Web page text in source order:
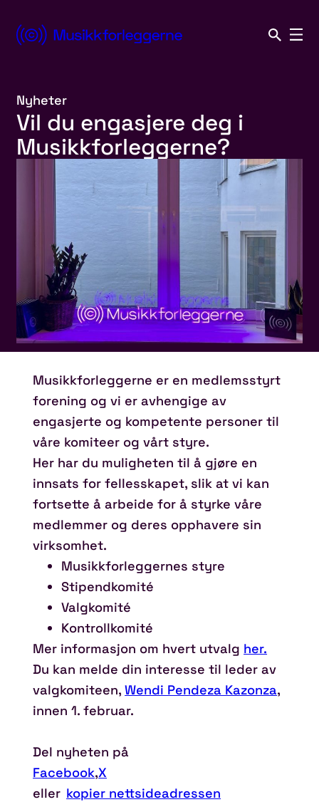
innhold
Norsk
Nyheter
Vil du engasjere deg i
Musikkforleggerne?
Musikkforleggerne er en medlemsstyrt
forening og vi er avhengige av
engasjerte og kompetente personer til
våre komiteer og vårt styre.
Her har du muligheten til å gjøre en
innsats for fellesskapet, slik at vi kan
fortsette å arbeide for å styrke våre
medlemmer og deres opphavere sin
virksomhet.
Musikkforleggernes styre
Stipendkomité
Valgkomité
Kontrollkomité
Mer informasjon om hvert utvalg her.
Du kan melde din interesse til leder av
valgkomiteen,Wendi Pendeza Kazonza,
innen 1. februar.
Del nyheten på
Facebook,X
eller kopier nettsideadressen